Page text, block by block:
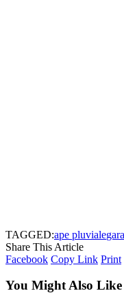
TAGGED:ape pluviale
Share This Article
Facebook Copy Link Print
You Might Also Like